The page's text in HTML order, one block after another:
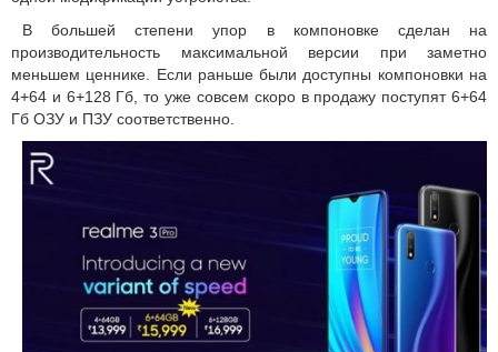
В большей степени упор в компоновке сделан на
производительность максимальной версии при заметно
меньшем ценнике. Если раньше были доступны компоновки на
4+64 и 6+128 Гб, то уже совсем скоро в продажу поступят 6+64
Гб ОЗУ и ПЗУ соответственно.